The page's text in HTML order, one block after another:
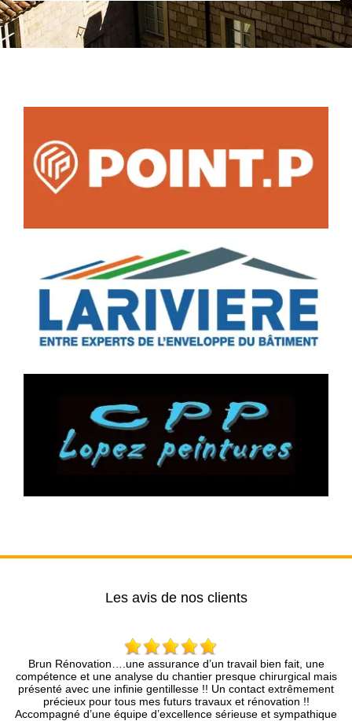
Les avis de nos clients
Rénovation….une assurance d’un travail bien fait, une
et une analyse du chantier presque chirurgical mais
avec une infinie gentillesse !! Un contact extrêmement
pour tous mes futurs travaux et rénovation !!
d’une équipe d’excellence sérieuse et sympathique
Très
partie du